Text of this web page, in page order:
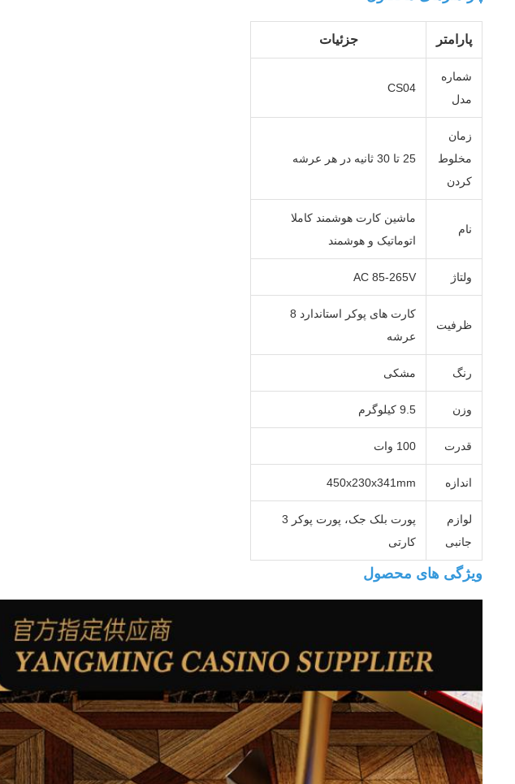
پارامتر جزئیات
شماره
مدل
CS04
زمان
مخلوط
کردن
25 تا 30 ثانیه در هر عرشه
نام
ماشین کارت هوشمند کاملا
اتوماتیک و هوشمند
ولتاژ AC 85-265V
ظرفیت
کارت های پوکر استاندارد 8
عرشه
رنگ مشکی
وزن 9.5 کیلوگرم
قدرت 100 وات
اندازه 450x230x341mm
لوازم
جانبی
پورت بلک جک، پورت پوکر 3
کارتی
ویژگی های محصول